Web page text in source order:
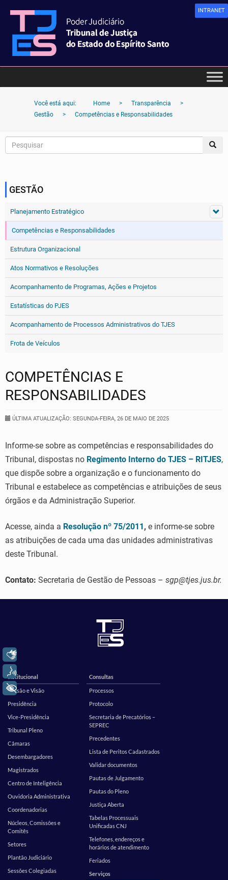
INTRANET
Você está aqui: Home > Transparência
>
Gestão
> Competências e Responsabilidades
GESTÃO
Planejamento Estratégico
Competências e Responsabilidades
Estrutura Organizacional
Atos Normativos e Resoluções
Acompanhamento de Programas, Ações e Projetos
Estatísticas do PJES
Acompanhamento de Processos Administrativos do TJES
Frota de Veículos
COMPETÊNCIAS E
RESPONSABILIDADES
ÚLTIMA ATUALIZAÇÃO: SEGUNDA-FEIRA, 26 DE MAIO DE 2025
Informe-se sobre as competências e responsabilidades do
Tribunal, dispostas no Regimento Interno do TJES – RITJES,
que dispõe sobre a organização e o funcionamento do
Tribunal e estabelece as competências e atribuições de seus
órgãos e da Administração Superior.
Acesse, ainda a Resolução nº 75/2011, e informe-se sobre
as atribuições de cada uma das unidades administrativas
deste Tribunal.
Contato: Secretaria de Gestão de Pessoas – sgp@tjes.jus.br.
Institucional
Missão e Visão
Presidência
Vice-Presidência
Tribunal Pleno
Câmaras
Desembargadores
Magistrados
Centro de Inteligência
Ouvidoria Administrativa
Coordenadorias
Núcleos, Comissões e
Comitês
Setores
Plantão Judiciário
Sessões Colegiadas
Consultas
Processos
Protocolo
Secretaria de Precatórios –
SEPREC
Precedentes
Lista de Peritos Cadastrados
Validar documentos
Pautas de Julgamento
Pautas do Pleno
Justiça Aberta
Tabelas Processuais
Unificadas CNJ
Telefones, endereços e
horários de atendimento
Feriados
Serviços
+ Acessibilidade